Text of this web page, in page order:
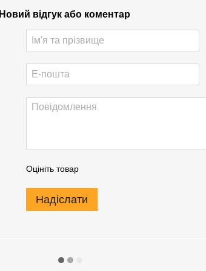
Новий відгук або коментар
Оцініть товар
Надіслати